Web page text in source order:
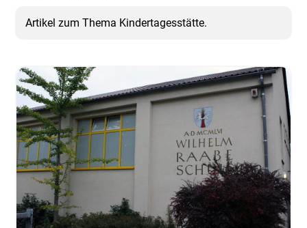
Artikel zum Thema Kindertagesstätte.